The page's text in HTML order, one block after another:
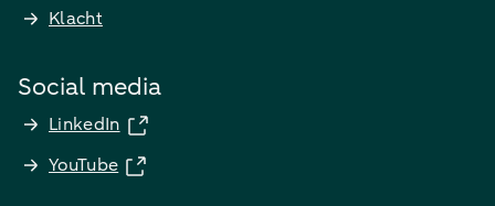
Klacht
Social media
LinkedIn
YouTube